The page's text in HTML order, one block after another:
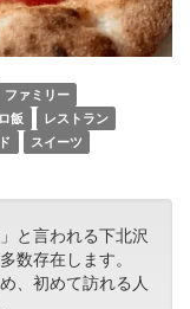
ファミリー
飯
レストラン
スイーツ
と言われる下北沢
数存在します。
、初めて訪れる人